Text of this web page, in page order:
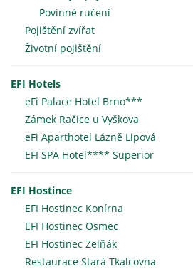
Povinné ručení
Pojištění zvířat
Životní pojištění
EFI Hotels
eFi Palace Hotel Brno***
Zámek Račice u Vyškova
eFi Aparthotel Lázně Lipová
EFI SPA Hotel**** Superior
EFI Hostince
EFI Hostinec Konírna
EFI Hostinec Osmec
EFI Hostinec Zelňák
Restaurace Stará Tkalcovna